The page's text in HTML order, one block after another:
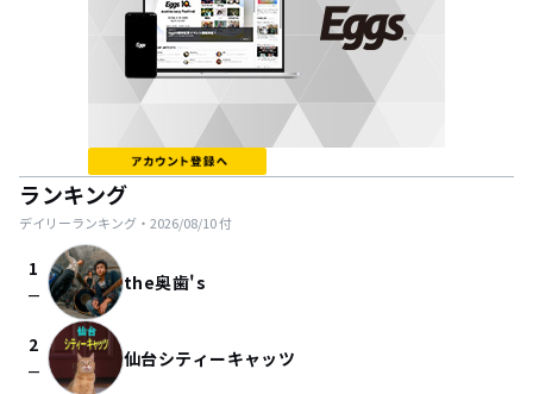
ランキング
デイリーランキング・ 2026/08/10付
1
check_indeterminate_small the奥歯's
2
check_indeterminate_small 仙台シティーキャッツ